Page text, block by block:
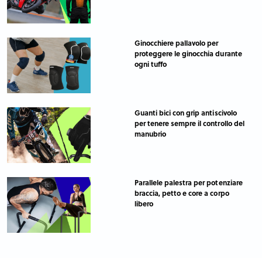
Ginocchiere pallavolo per
proteggere le ginocchia durante
ogni tuffo
Guanti bici con grip antiscivolo
per tenere sempre il controllo del
manubrio
Parallele palestra per potenziare
braccia, petto e core a corpo
libero